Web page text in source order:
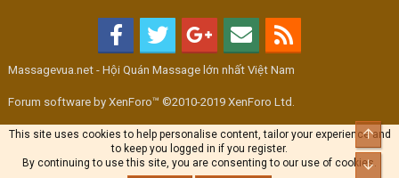
Massagevua.net - Hội Quán Massage lớn nhất Việt Nam
Forum software by XenForo™ ©2010-2019 XenForo Ltd.
This site uses cookies to help personalise content, tailor your experience and
to keep you logged in if you register.
By continuing to use this site, you are consenting to our use of cookies.
Top